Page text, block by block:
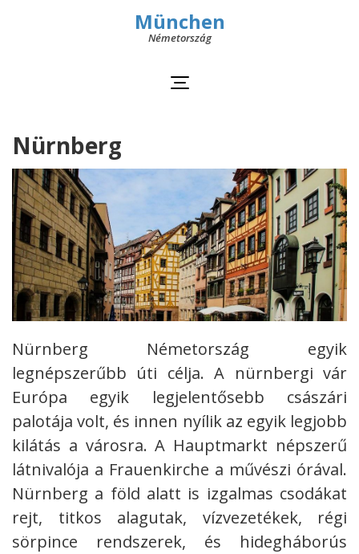
München
Németország
Nürnberg
Nürnberg Németország egyik
legnépszerűbb úti célja. A nürnbergi vár
Európa egyik legjelentősebb császári
palotája volt, és innen nyílik az egyik legjobb
kilátás a városra.A Hauptmarkt népszerű
látnivalója a Frauenkirche a művészi órával.
Nürnberg a föld alatt is izgalmas csodákat
rejt, titkos alagutak, vízvezetékek, régi
sörpince rendszerek, és hidegháborús